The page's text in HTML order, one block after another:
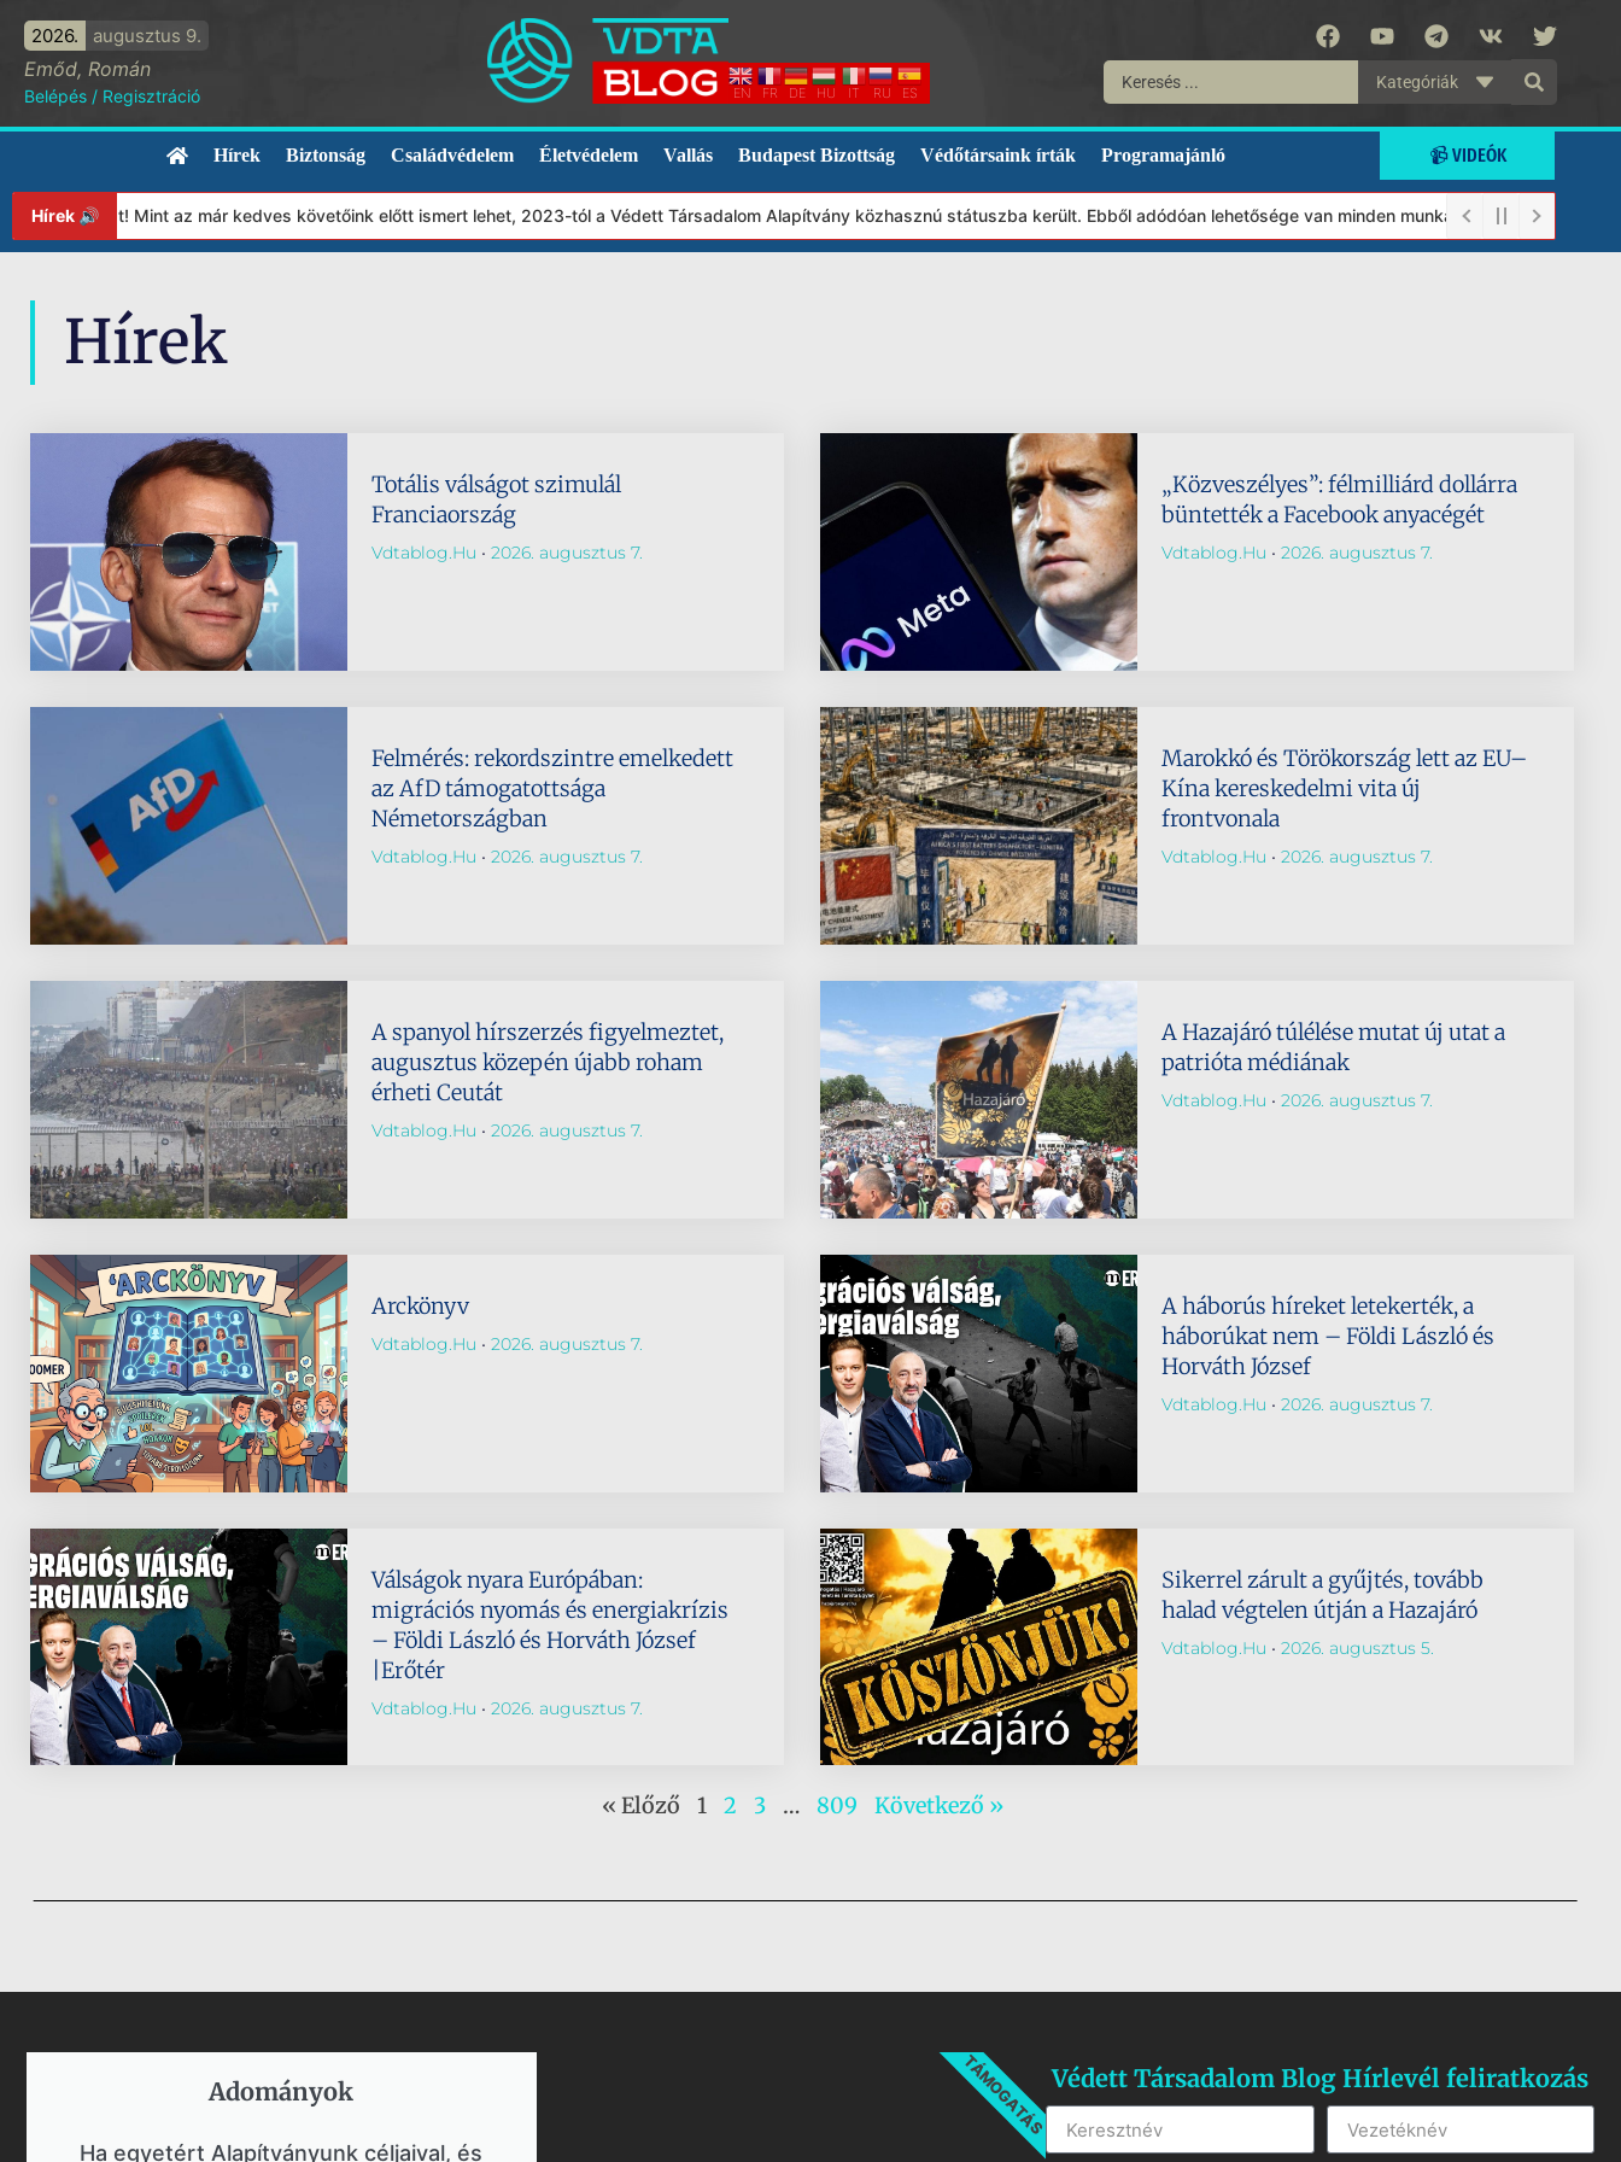
2026. augusztus 9.
Emőd, Román
Belépés / Regisztráció EN FR DE HU IT RU ES
Kategóriák
Hírek Biztonság Családvédelem Életvédelem Vallás Budapest Bizottság Védőtársaink írták Programajánló 📹 VIDEÓK
Hírek 🔊Mint az már kedves követőink előtt ismert lehet, 2023-tól a Védett Társadalom Alapítvány közhasznú státuszba került. Ebből adódóan lehetősége van minden munkánkat segíteni
Hírek
Totális válságot szimulál
Franciaország
Vdtablog.hu 2026. augusztus 7.
„Közveszélyes”: félmilliárd dollárra
büntették a Facebook anyacégét
Vdtablog.hu 2026. augusztus 7.
Felmérés: rekordszintre emelkedett
az AfD támogatottsága
Németországban
Vdtablog.hu 2026. augusztus 7.
Marokkó és Törökország lett az EU–
Kína kereskedelmi vita új
frontvonala
Vdtablog.hu 2026. augusztus 7.
A spanyol hírszerzés figyelmeztet,
augusztus közepén újabb roham
érheti Ceutát
Vdtablog.hu 2026. augusztus 7.
A Hazajáró túlélése mutat új utat a
patrióta médiának
Vdtablog.hu 2026. augusztus 7.
Arckönyv
Vdtablog.hu 2026. augusztus 7.
A háborús híreket letekerték, a
háborúkat nem – Földi László és
Horváth József
Vdtablog.hu 2026. augusztus 7.
Válságok nyara Európában:
migrációs nyomás és energiakrízis
– Földi László és Horváth József
|Erőtér
Vdtablog.hu 2026. augusztus 7.
Sikerrel zárult a gyűjtés, tovább
halad végtelen útján a Hazajáró
Vdtablog.hu 2026. augusztus 5.
« Előző 1 2 3 … 809 Következő »
Adományok​
Ha egyetért Alapítványunk céljaival, és
TÁMOGATÁSVédett Társadalom Blog Hírlevél feliratkozás